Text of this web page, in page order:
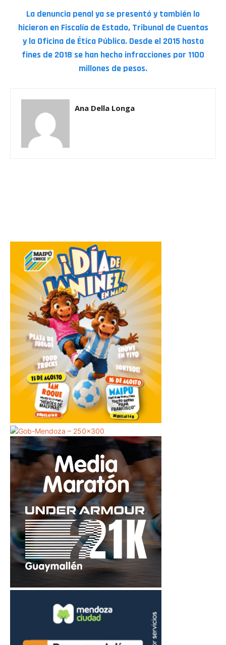
La denuncia penal ya se presentó y también lo
hicieron en Fiscalía de Estado, Tribunal de Cuentas
y la Oficina de Ética Pública. Desde el 2015 hasta
fines de 2018 se han hecho infracciones por 1100
millones de pesos.
Ana Della Longa